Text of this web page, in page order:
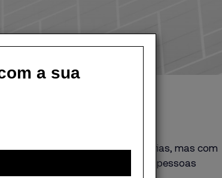
com personalidade e voz próprias, mas com
melhorar e impulsionar a vida das pessoas
a sua